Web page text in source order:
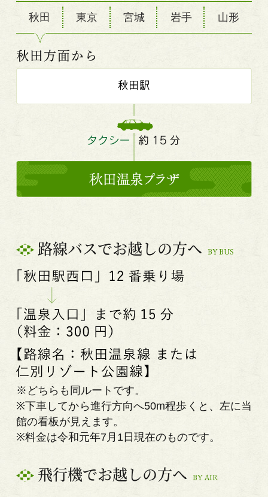
秋田 東京 宮城 岩手 山形
路線バスでお越しの方へ BY BUS
※どちらも同ルートです。
※下車してから進行方向へ50m程歩くと、左に当
館の看板が見えます。
※料金は令和元年7月1日現在のものです。
飛行機でお越しの方へ BY AIR